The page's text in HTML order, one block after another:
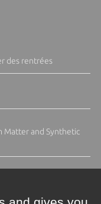
des rentrées
Matter and Synthetic